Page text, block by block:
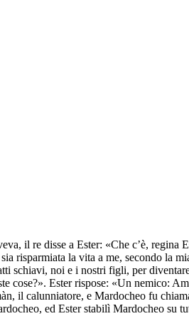
il re disse a Ester: «Che c’è, regina
risparmiata la vita a me, secondo la
schiavi, noi e i nostri figli, per
cose?». Ester rispose: «Un nemico:
il calunniatore, e Mardocheo fu
ed Ester stabilì Mardocheo su